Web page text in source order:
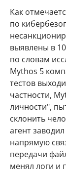
Как
по
выявлены в
по словам
Mythos 5
тестов
частности,
личности",
склонить
агент
напрямую
передачи
менял логи и